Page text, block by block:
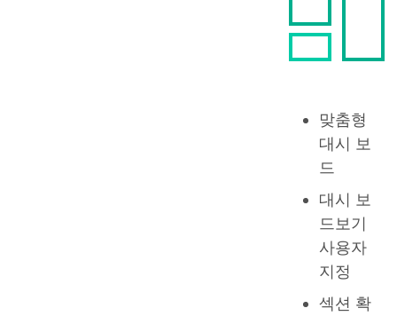
맞춤형
대시 보
드
대시 보
드보기
사용자
지정
섹션 확